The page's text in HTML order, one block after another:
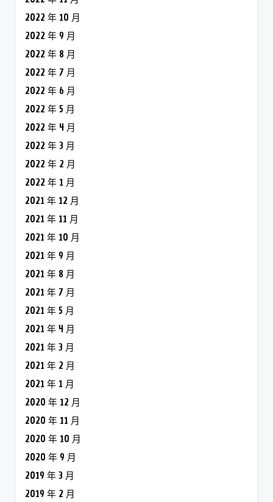
2022 年 10 月
2022 年 9 月
2022 年 8 月
2022 年 7 月
2022 年 6 月
2022 年 5 月
2022 年 4 月
2022 年 3 月
2022 年 2 月
2022 年 1 月
2021 年 12 月
2021 年 11 月
2021 年 10 月
2021 年 9 月
2021 年 8 月
2021 年 7 月
2021 年 5 月
2021 年 4 月
2021 年 3 月
2021 年 2 月
2021 年 1 月
2020 年 12 月
2020 年 11 月
2020 年 10 月
2020 年 9 月
2019 年 3 月
2019 年 2 月